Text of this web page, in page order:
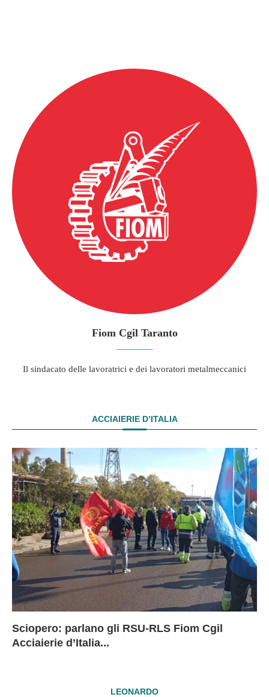
Fiom Cgil Taranto
Il sindacato delle lavoratrici e dei lavoratori metalmeccanici
ACCIAIERIE D’ITALIA
Sciopero: parlano gli RSU-RLS Fiom Cgil
Acciaierie d’Italia...
LEONARDO